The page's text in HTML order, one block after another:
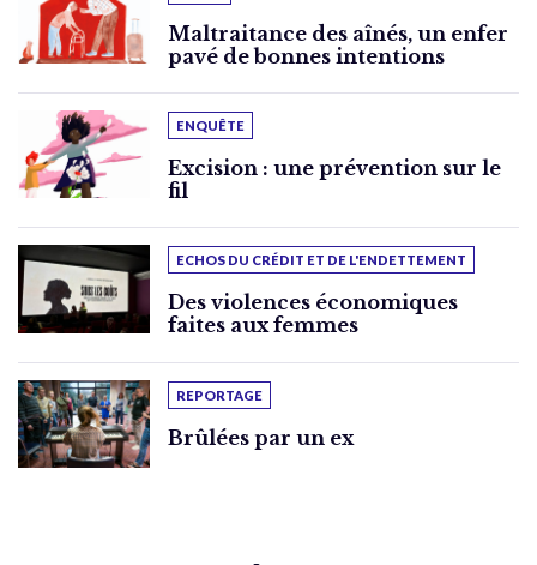
Maltraitance des aînés, un enfer
pavé de bonnes intentions
ENQUÊTE
Excision : une prévention sur le
fil
ECHOS DU CRÉDIT ET DE L'ENDETTEMENT
Des violences économiques
faites aux femmes
REPORTAGE
Brûlées par un ex